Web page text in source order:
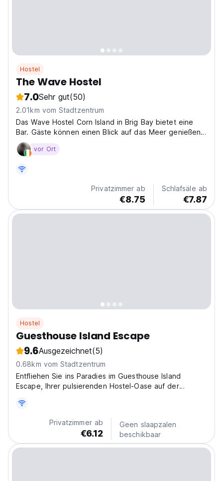
Hostel
The Wave Hostel
7.0Sehr gut(50)
2.01km vom Stadtzentrum
Das Wave Hostel Corn Island in Brig Bay bietet eine
Bar. Gäste können einen Blick auf das Meer genießen.
Und das Beste daran ist, dass Sie direkt am Ozean sind
... wörtlich!
vor Ort
Privatzimmer ab
€8.75
Schlafsäle ab
€7.87
Hostel
Guesthouse Island Escape
9.6Ausgezeichnet(5)
0.68km vom Stadtzentrum
Entfliehen Sie ins Paradies im Guesthouse Island
Escape, Ihrer pulsierenden Hostel-Oase auf der
vor, Sie wachen mit dem Rauschen des Ozeans auf und
sind bereit für ein unvergessliches karibisches
Abenteuer....Privatzimmer ab
€6.12
Geen slaapzalen
beschikbaar